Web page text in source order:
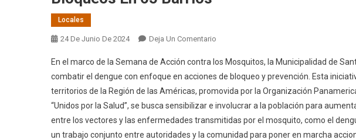
Locales
24 De Junio De 2024 Deja Un Comentario
De
Acción
Contra
El
Dengue:
El
En el marco de la Semana de Acción contra los Mosquitos, la Municipalidad de
combatir el dengue con enfoque en acciones de bloqueo y prevención. Esta
territorios de la Región de las Américas, promovida por la Organización
“Unidos por la Salud”, se busca sensibilizar e involucrar a la población para
entre los vectores y las enfermedades transmitidas por el mosquito, como el
un trabajo conjunto entre autoridades y la comunidad para poner en marcha